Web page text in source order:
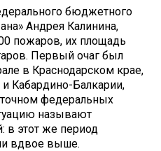
бюджетного
Андрея Калинина,
пожаров, их площадь
Первый очаг был
в Краснодарском крае,
Кабардино-Балкарии,
федеральных
называют
в этот же период
вдвое выше.